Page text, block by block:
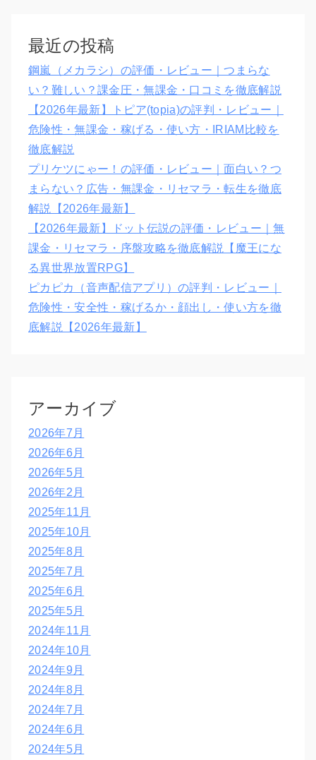
最近の投稿
鋼嵐（メカラシ）の評価・レビュー｜つまらな
い？難しい？課金圧・無課金・口コミを徹底解説
【2026年最新】トピア(topia)の評判・レビュー｜
危険性・無課金・稼げる・使い方・IRIAM比較を
徹底解説
プリケツにゃー！の評価・レビュー｜面白い？つ
まらない？広告・無課金・リセマラ・転生を徹底
解説【2026年最新】
【2026年最新】ドット伝説の評価・レビュー｜無
課金・リセマラ・序盤攻略を徹底解説【魔王にな
る異世界放置RPG】
ピカピカ（音声配信アプリ）の評判・レビュー｜
危険性・安全性・稼げるか・顔出し・使い方を徹
底解説【2026年最新】
アーカイブ
2026年7月
2026年6月
2026年5月
2026年2月
2025年11月
2025年10月
2025年8月
2025年7月
2025年6月
2025年5月
2024年11月
2024年10月
2024年9月
2024年8月
2024年7月
2024年6月
2024年5月